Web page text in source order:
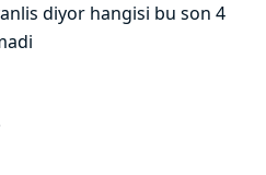
diyor hangisi bu son 4